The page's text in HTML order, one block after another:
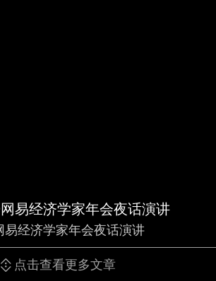
易经济学家年会夜话演讲
易经济学家年会夜话演讲
点击查看更多文章